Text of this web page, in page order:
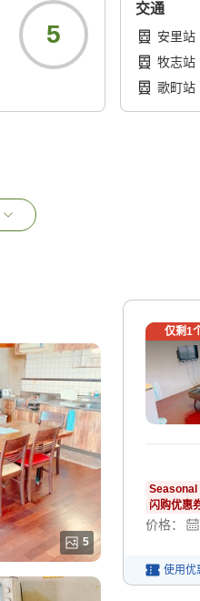
5
交通
安里站
牧志站
歌町站
5
仅剩1
Seasonal
闪购优惠
价格：
使用优